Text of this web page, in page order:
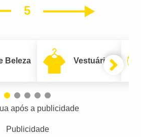
5
Beleza Vestuário
após a publicidade
Publicidade